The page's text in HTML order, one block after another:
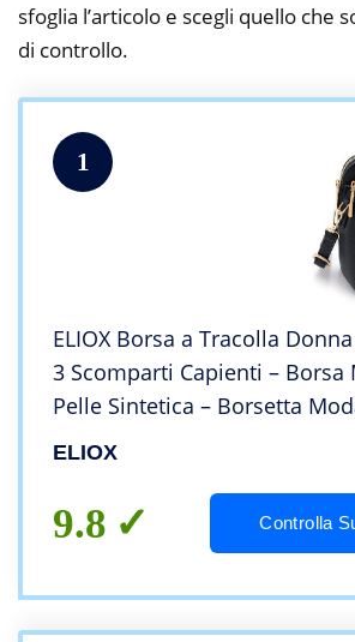
sfoglia l’articolo e scegli quello che
di controllo.
1
ELIOX Borsa a Tracolla
3 Scomparti Capienti – Borsa
Pelle Sintetica – Borsetta
Spalla- Crossbody Bag (Nero)
ELIOX
9.8 Controlla